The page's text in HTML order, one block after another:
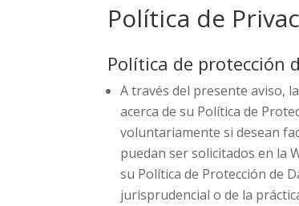
Política de
Política de protección
A través del presente aviso,
acerca de su Política de
voluntariamente si desean
puedan ser solicitados en la
su Política de Protección de
jurisprudencial o de la